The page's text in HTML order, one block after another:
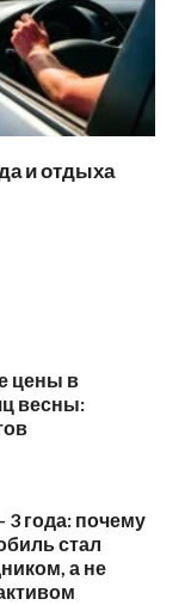
и отдыха
цены в
весны:
3 года: почему
стал
а не